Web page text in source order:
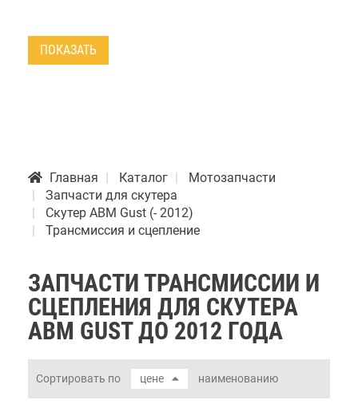
ПОКАЗАТЬ
Главная Каталог
Мотозапчасти
Запчасти для скутера
Скутер АВМ Gust (- 2012)
Трансмиссия и сцепление
ЗАПЧАСТИ ТРАНСМИССИИ И
СЦЕПЛЕНИЯ ДЛЯ СКУТЕРА
ABM GUST ДО 2012 ГОДА
Сортировать по цене наименованию